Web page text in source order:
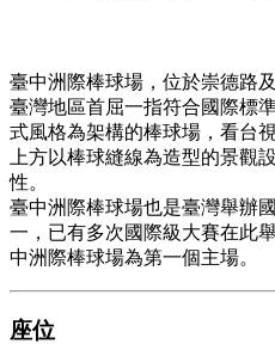
臺中洲際棒球場，位於崇德路
臺灣地區首屈一指符合國際標
式風格為架構的棒球場，看台
上方以棒球縫線為造型的景觀
性。
臺中洲際棒球場也是臺灣舉辦
一，已有多次國際級大賽在此
中洲際棒球場為第一個主場。
座位